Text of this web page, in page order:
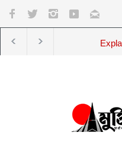
election?